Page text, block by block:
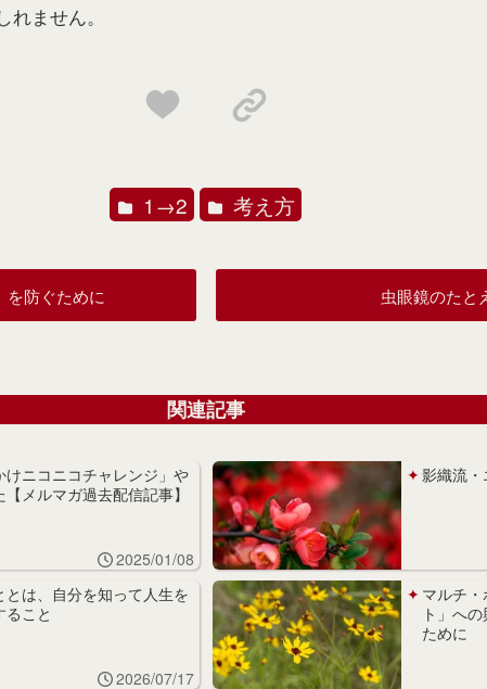
ません。
1→2 考え方
を防ぐために 虫眼鏡のたと
関連記事
けニコニコチャレンジ」や
【メルマガ過去配信記事】
2025/01/08
影織流
とは、自分を知って人生を
ること
2026/07/17
マルチ
ト」へ
ために